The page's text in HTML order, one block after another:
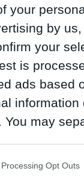
your
by
your
is
ads based
You may
Opt Outs
de